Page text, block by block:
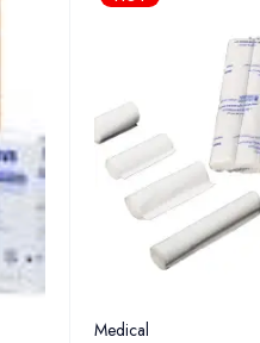
Medical